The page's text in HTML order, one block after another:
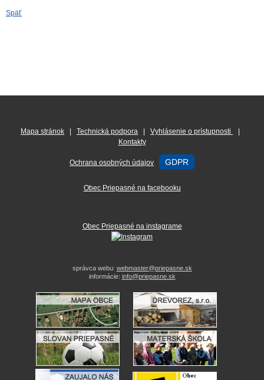
Späť
Mapa stránok Technická podpora Vyhlásenie o prístupnosti
Kontakty
Ochrana osobných údajov GDPR
Obec Priepasné na facebooku
Obec Priepasné na instagrame
správca webu: webmaster@priepasne.sk
informácie: info@priepasne.sk